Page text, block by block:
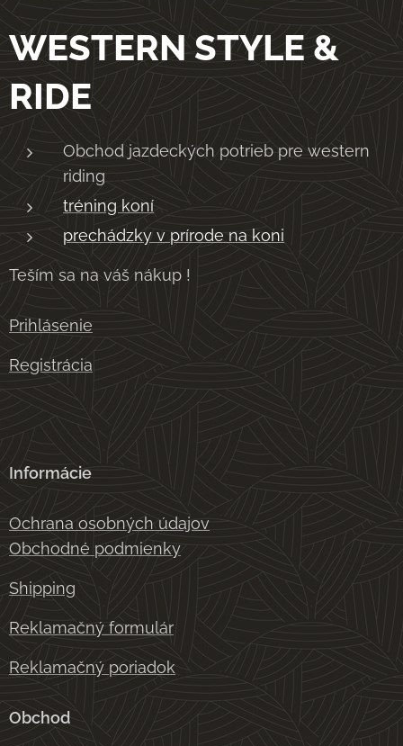
WESTERN STYLE &
RIDE
Obchod jazdeckých potrieb pre western
riding
tréning koní
prechádzky v prírode na koni
Teším sa na váš nákup !
Prihlásenie
Registrácia
Informácie
Ochrana osobných údajov
Obchodné podmienky
Shipping
Reklamačný formulár
Reklamačný poriadok
Obchod